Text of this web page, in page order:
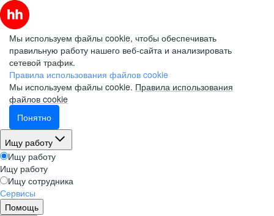
Мы используем файлы cookie, чтобы обеспечивать
правильную работу нашего веб-сайта и анализировать
сетевой трафик.
Правила использования файлов cookie
Мы используем файлы cookie. Правила использования
файлов cookie
Понятно
Ищу работу
Ищу работу
Ищу работу
Ищу сотрудника
Сервисы
Помощь